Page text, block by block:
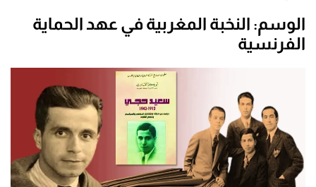
الوسم: النخبة المغربية في عهد الحماية
الفرنسية